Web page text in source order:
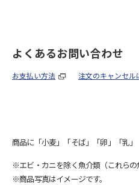
よくあるお問い合わせ
お支払い方法 注文のキャンセル
商品に「小麦」「そば」「卵」「乳
※エビ・カニを除く魚介類（これらの
※商品写真はイメージです。